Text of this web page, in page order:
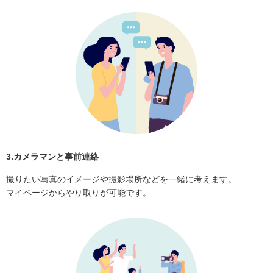
3.カメラマンと事前連絡
撮りたい写真のイメージや撮影場所などを一緒に考えます。
マイページからやり取りが可能です。